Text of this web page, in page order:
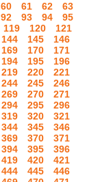
60 61 62
63
92 93 94
95
119 120
121
144 145
146
169 170
171
194 195
196
219 220
221
244 245
246
269 270
271
294 295
296
319 320
321
344 345
346
369 370
371
394 395
396
419 420
421
444 445
446